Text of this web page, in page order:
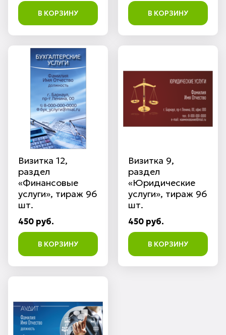
В КОРЗИНУ В КОРЗИНУ
Визитка 12,
раздел
«Финансовые
услуги», тираж 96
шт.
450 руб.
В КОРЗИНУ
Визитка 9,
раздел
«Юридические
услуги», тираж 96
шт.
450 руб.
В КОРЗИНУ